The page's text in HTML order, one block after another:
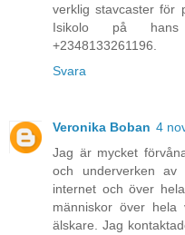
verklig stavcaster för
Isikolo på hans
+2348133261196.
Svara
Veronika Boban 4
Jag är mycket
och underverken
internet och över
människor över hela
älskare. Jag